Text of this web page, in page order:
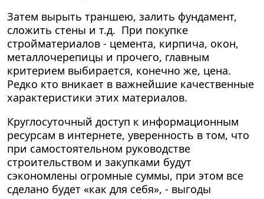
Затем вырыть траншею, залить фундамент,
сложить стены и т.д. При покупке
стройматериалов - цемента, кирпича, окон,
металлочерепицы и прочего, главным
критерием выбирается, конечно же, цена.
Редко кто вникает в важнейшие качественные
характеристики этих материалов.
Круглосуточный доступ к информационным
ресурсам в интернете, уверенность в том, что
при самостоятельном руководстве
строительством и закупками будут
сэкономлены огромные суммы, при этом все
сделано будет «как для себя», - выгоды